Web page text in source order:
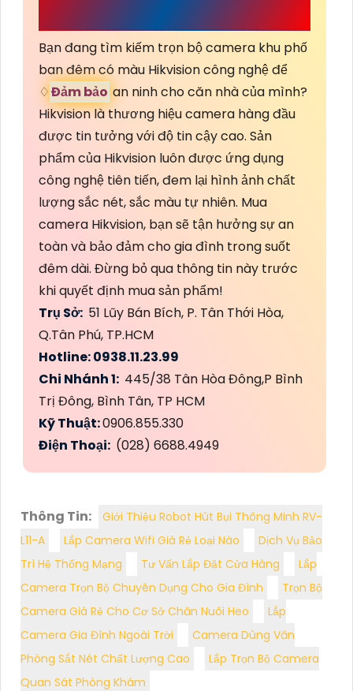
Bạn đang tìm kiếm trọn bộ camera khu phố
ban đêm có màu Hikvision công nghệ để
♢Đảm bảo an ninh cho căn nhà của mình?
Hikvision là thương hiệu camera hàng đầu
được tin tưởng với độ tin cậy cao. Sản
phẩm của Hikvision luôn được ứng dụng
công nghệ tiên tiến, đem lại hình ảnh chất
lượng sắc nét, sắc màu tự nhiên. Mua
camera Hikvision, bạn sẽ tận hưởng sự an
toàn và bảo đảm cho gia đình trong suốt
đêm dài. Đừng bỏ qua thông tin này trước
khi quyết định mua sản phẩm!
Trụ Sở: 51 Lũy Bán Bích, P. Tân Thới Hòa,
Q.Tân Phú, TP.HCM
Hotline: 0938.11.23.99
Chi Nhánh 1: 445/38 Tân Hòa Đông,P Bình
Trị Đông, Bình Tân, TP HCM
Kỹ Thuật:0906.855.330
Điện Thoại: (028) 6688.4949
Thông Tin:
Giới Thiệu Robot Hút Bụi Thông Minh RV-
L11-A
Lắp Camera Wifi Giá Rẻ Loại Nào
Dịch Vụ Bảo
Trì Hệ Thống Mạng
Tư Vấn Lắp Đặt Cửa Hàng
Lắp
Camera Trọn Bộ Chuyên Dụng Cho Gia Đình
Trọn Bộ
Camera Giá Rẻ Cho Cơ Sở Chăn Nuôi Heo
Lắp
Camera Gia Đình Ngoài Trời
Camera Dùng Văn
Phòng Sắt Nét Chất Lượng Cao
Lắp Trọn Bộ Camera
Quan Sát Phòng Khám